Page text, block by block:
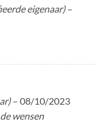
eigenaar) –
– 08/10/2023
wensen